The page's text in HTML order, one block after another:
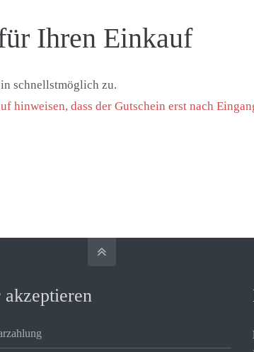
Ihren Einkauf
schnellstmöglich zu.
hinweisen, dass der Gutschein erst nach